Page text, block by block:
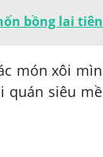
bồng lai
món xôi
siêu